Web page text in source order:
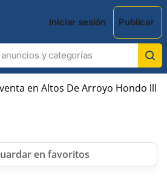
Iniciar sesión Publicar
en Altos De Arroyo Hondo lll